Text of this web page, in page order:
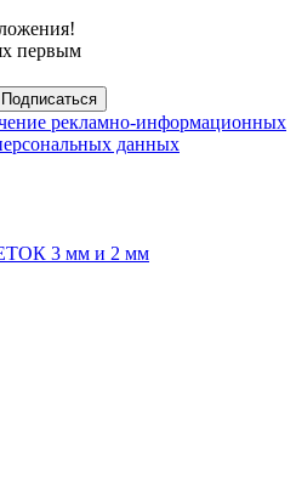
первым
рекламно-информационных
данных
3 мм и 2 мм